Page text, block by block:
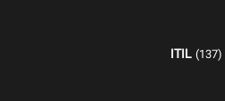
(137)